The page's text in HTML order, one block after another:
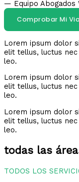
— Equipo Abogados
Comprobar Mi
Lorem ipsum dolor
elit tellus, luctus
leo.
Lorem ipsum dolor
elit tellus, luctus
leo.
Lorem ipsum dolor
elit tellus, luctus
leo.
todas las
TODOS LOS